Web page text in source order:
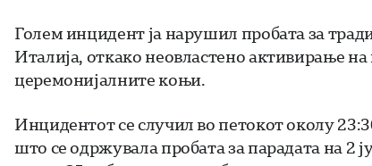
Голем инцидент ја нарушил пробата за
Италија, откако неовластено активирање
церемонијалните коњи.
Инцидентот се случил во петокот околу
што се одржувала пробата за парадата на